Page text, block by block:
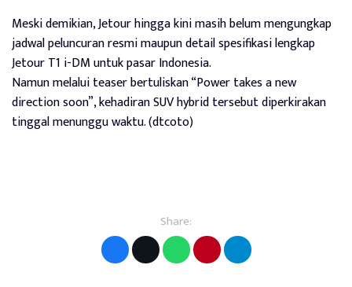
Meski demikian, Jetour hingga kini masih belum mengungkap
jadwal peluncuran resmi maupun detail spesifikasi lengkap
Jetour T1 i-DM untuk pasar Indonesia.
Namun melalui teaser bertuliskan “Power takes a new
direction soon”, kehadiran SUV hybrid tersebut diperkirakan
tinggal menunggu waktu. (dtcoto)
Share: